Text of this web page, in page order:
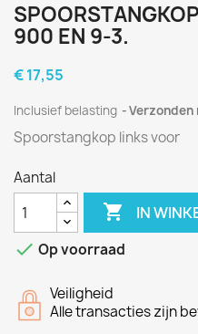
900 EN 9-3.
€ 17,55
Inclusief belasting Verzonden
Spoorstangkop links voor
Aantal
 IN
 Op voorraad
Veiligheid
Alle transacties zijn